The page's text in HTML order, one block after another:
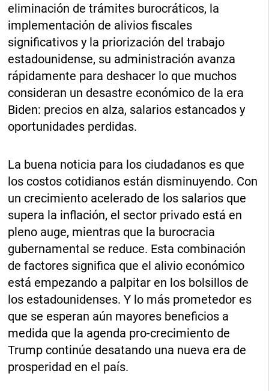
eliminación de trámites burocráticos, la
implementación de alivios fiscales
significativos y la priorización del trabajo
estadounidense, su administración avanza
rápidamente para deshacer lo que muchos
consideran un desastre económico de la era
Biden: precios en alza, salarios estancados y
oportunidades perdidas.
La buena noticia para los ciudadanos es que
los costos cotidianos están disminuyendo. Con
un crecimiento acelerado de los salarios que
supera la inflación, el sector privado está en
pleno auge, mientras que la burocracia
gubernamental se reduce. Esta combinación
de factores significa que el alivio económico
está empezando a palpitar en los bolsillos de
los estadounidenses. Y lo más prometedor es
que se esperan aún mayores beneficios a
medida que la agenda pro-crecimiento de
Trump continúe desatando una nueva era de
prosperidad en el país.